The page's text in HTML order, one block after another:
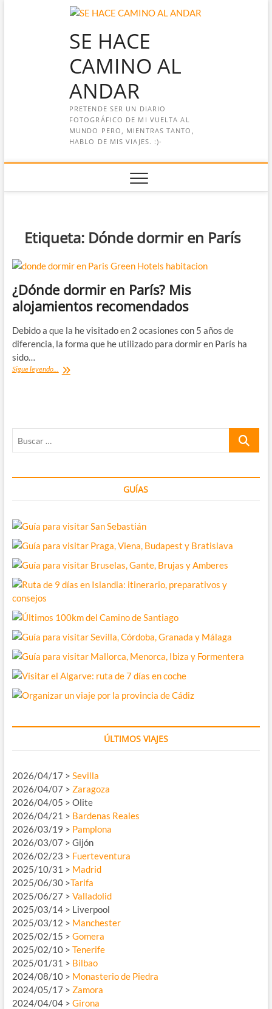
SE HACE
CAMINO AL
ANDAR
PRETENDE SER UN DIARIO
FOTOGRÁFICO DE MI VUELTA AL
MUNDO PERO, MIENTRAS TANTO,
HABLO DE MIS VIAJES. :)-
Etiqueta: Dónde dormir en París
¿Dónde dormir en París? Mis
alojamientos recomendados
Debido a que la he visitado en 2 ocasiones con 5 años de
diferencia, la forma que he utilizado para dormir en París ha
sido…
Sigue leyendo... ¿Dónde
Buscar
GUÍAS
ÚLTIMOS VIAJES
2026/04/17 > Sevilla
2026/04/07 > Zaragoza
2026/04/05 > Olite
2026/04/21 > Bardenas Reales
2026/03/19 > Pamplona
2026/03/07 > Gijón
2026/02/23 > Fuerteventura
2025/10/31 > Madrid
2025/06/30 >Tarifa
2025/06/27 > Valladolid
2025/03/14 > Liverpool
2025/03/12 > Manchester
2025/02/15 > Gomera
2025/02/10 > Tenerife
2025/01/31 > Bilbao
2024/08/10 > Monasterio de Piedra
2024/05/17 > Zamora
2024/04/04 > Girona